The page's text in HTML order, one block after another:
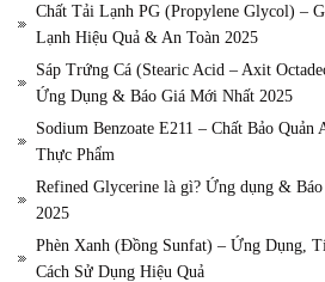
Chất Tải Lạnh PG (Propylene Glycol) –
Lạnh Hiệu Quả & An Toàn 2025
Sáp Trứng Cá (Stearic Acid – Axit
Ứng Dụng & Báo Giá Mới Nhất 2025
Sodium Benzoate E211 – Chất Bảo Quản
Thực Phẩm
Refined Glycerine là gì? Ứng dụng &
2025
Phèn Xanh (Đồng Sunfat) – Ứng Dụng,
Cách Sử Dụng Hiệu Quả